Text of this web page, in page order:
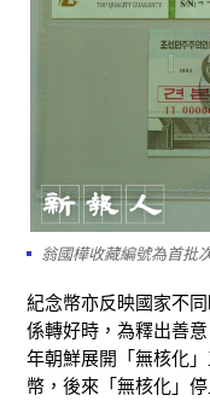
翁國樺收藏編號為首批
紀念幣亦反映國家不
係轉好時，為釋出善
年朝鮮展開「無核化
幣，後來「無核化」